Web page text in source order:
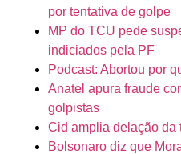
por tentativa de golpe
MP do TCU pede
indiciados pela PF
Podcast: Abortou por
Anatel apura fraude
golpistas
Cid amplia delação da
Bolsonaro diz que